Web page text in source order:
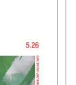
Dr. med.